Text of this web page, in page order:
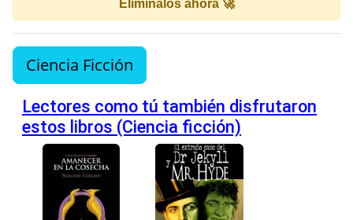
Elimínalos ahora 🚀
Ciencia Ficción
Lectores como tú también disfrutaron
estos libros (Ciencia ficción)